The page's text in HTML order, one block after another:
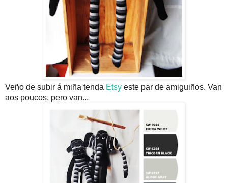
Veño de subir á miña tenda Etsy este par de amiguiños. Van
aos poucos, pero van...